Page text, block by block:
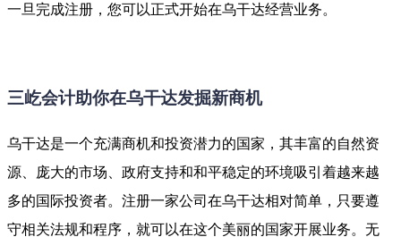
一旦完成注册，您可以正式开始在乌干达经营业务。
三屹会计助你在乌干达发掘新商机
乌干达是一个充满商机和投资潜力的国家，其丰富的自然资
源、庞大的市场、政府支持和和平稳定的环境吸引着越来越
多的国际投资者。注册一家公司在乌干达相对简单，只要遵
守相关法规和程序，就可以在这个美丽的国家开展业务。无